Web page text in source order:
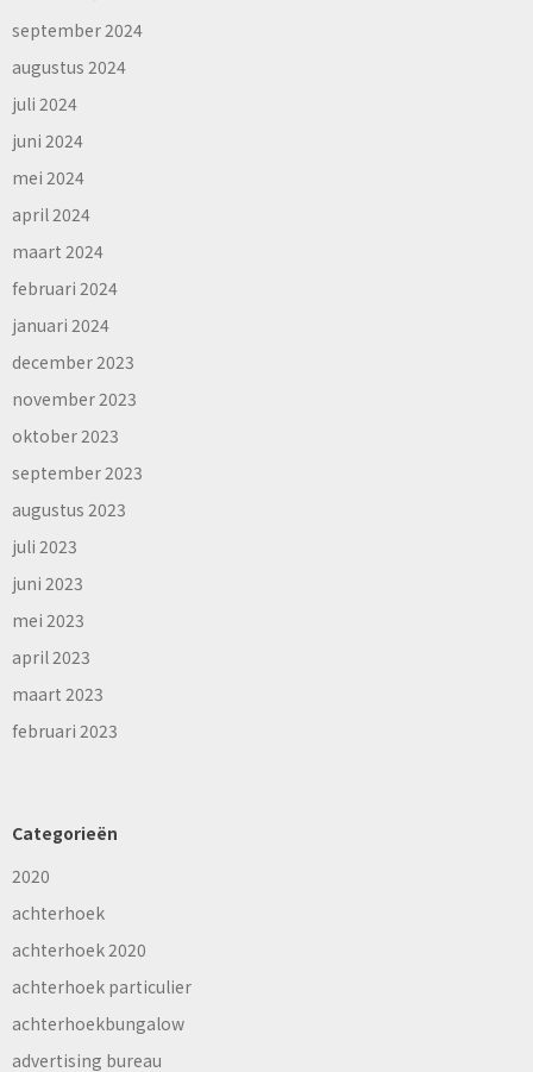
september 2024
augustus 2024
juli 2024
juni 2024
mei 2024
april 2024
maart 2024
februari 2024
januari 2024
december 2023
november 2023
oktober 2023
september 2023
augustus 2023
juli 2023
juni 2023
mei 2023
april 2023
maart 2023
februari 2023
Categorieën
2020
achterhoek
achterhoek 2020
achterhoek particulier
achterhoekbungalow
advertising bureau